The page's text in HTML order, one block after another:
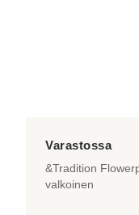
&Tradition
valkoinen